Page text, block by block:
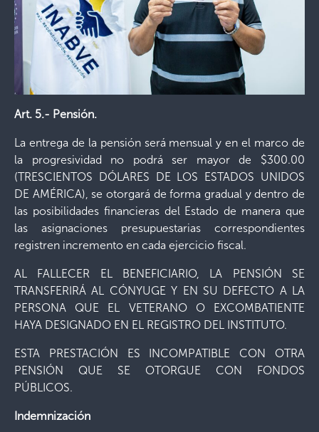
Art. 5.- Pensión.
La entrega de la pensión será mensual y en el marco de
la progresividad no podrá ser mayor de $300.00
(TRESCIENTOS DÓLARES DE LOS ESTADOS UNIDOS
DE AMÉRICA), se otorgará de forma gradual y dentro de
las posibilidades financieras del Estado de manera que
las asignaciones presupuestarias correspondientes
registren incremento en cada ejercicio fiscal.
AL FALLECER EL BENEFICIARIO, LA PENSIÓN SE
TRANSFERIRÁ AL CÓNYUGE Y EN SU DEFECTO A LA
PERSONA QUE EL VETERANO O EXCOMBATIENTE
HAYA DESIGNADO EN EL REGISTRO DEL INSTITUTO.
ESTA PRESTACIÓN ES INCOMPATIBLE CON OTRA
PENSIÓN QUE SE OTORGUE CON FONDOS
PÚBLICOS.
Indemnización